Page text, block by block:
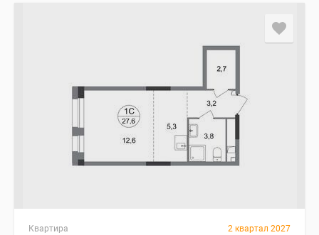
Квартира 2 квартал 2027